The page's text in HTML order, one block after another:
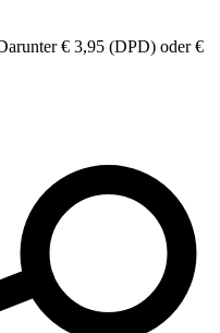
€ 3,95 (DPD) oder €